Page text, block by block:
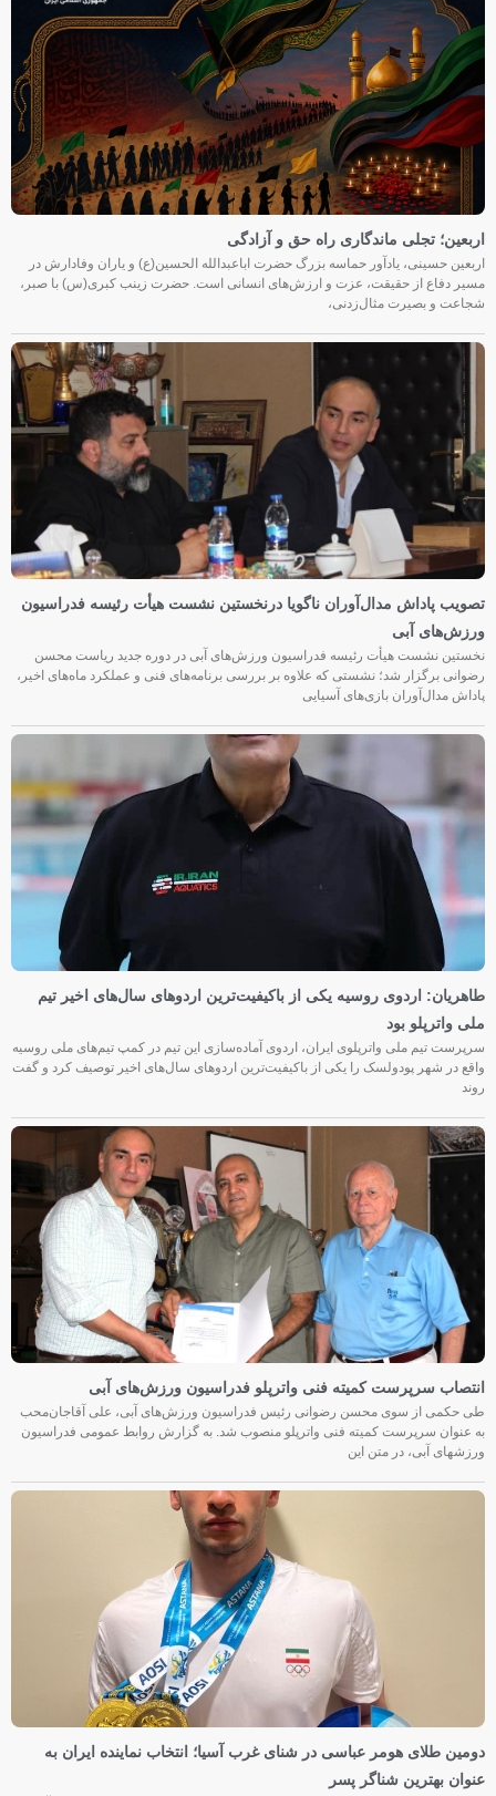
اربعین؛ تجلی ماندگاری راه حق و آزادگی
اربعین حسینی، یادآور حماسه بزرگ حضرت اباعبدالله الحسین(ع) و یاران وفادارش در
مسیر دفاع از حقیقت، عزت و ارزش‌های انسانی است. حضرت زینب کبری(س) با صبر،
شجاعت و بصیرت مثال‌زدنی،
تصویب پاداش مدال‌آوران ناگویا درنخستین نشست هیأت رئیسه فدراسیون
ورزش‌های آبی
نخستین نشست هیأت رئیسه فدراسیون ورزش‌های آبی در دوره جدید ریاست محسن
رضوانی برگزار شد؛ نشستی که علاوه بر بررسی برنامه‌های فنی و عملکرد ماه‌های اخیر،
پاداش مدال‌آوران بازی‌های آسیایی
طاهریان: اردوی روسیه یکی از باکیفیت‌ترین اردوهای سال‌های اخیر تیم
ملی واترپلو بود
سرپرست تیم ملی واترپلوی ایران، اردوی آماده‌سازی این تیم در کمپ تیم‌های ملی روسیه
واقع در شهر پودولسک را یکی از باکیفیت‌ترین اردوهای سال‌های اخیر توصیف کرد و گفت
روند
انتصاب سرپرست کمیته فنی واترپلو فدراسیون ورزش‌های آبی
طی حکمی از سوی محسن رضوانی رئیس فدراسیون ورزش‌های آبی، علی آقاجان‌محب
به عنوان سرپرست کمیته فنی واترپلو منصوب شد. به گزارش روابط عمومی فدراسیون
ورزشهای آبی، در متن این
دومین طلای هومر عباسی در شنای غرب آسیا؛ انتخاب نماینده ایران به
عنوان بهترین شناگر پسر